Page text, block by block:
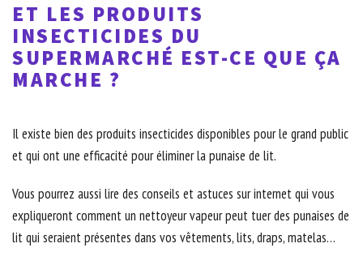
ET LES PRODUITS
INSECTICIDES DU
SUPERMARCHÉ EST-CE QUE ÇA
MARCHE ?
Il existe bien des produits insecticides disponibles pour le grand public
et qui ont une efficacité pour éliminer la punaise de lit.
Vous pourrez aussi lire des conseils et astuces sur internet qui vous
expliqueront comment un nettoyeur vapeur peut tuer des punaises de
lit qui seraient présentes dans vos vêtements, lits, draps, matelas…